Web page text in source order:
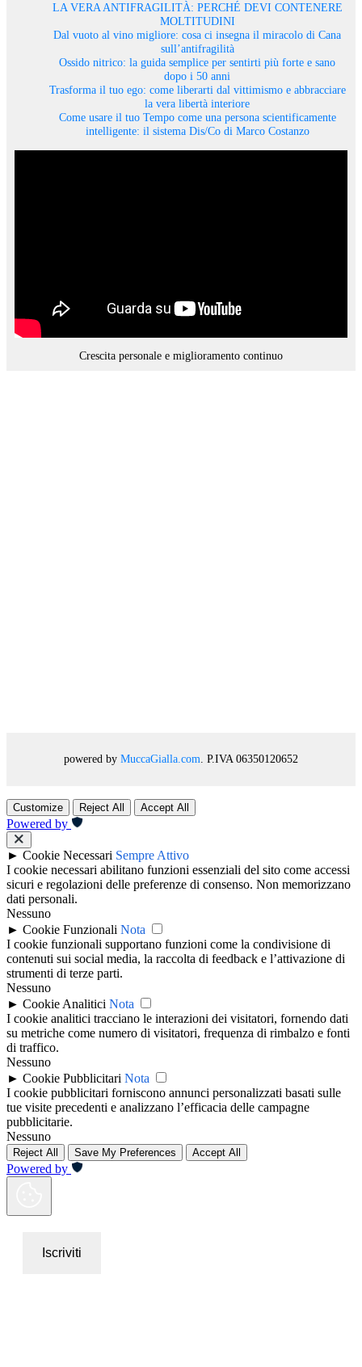
LA VERA ANTIFRAGILITÀ: PERCHÉ DEVI CONTENERE
MOLTITUDINI
Dal vuoto al vino migliore: cosa ci insegna il miracolo di Cana
sull’antifragilità
Ossido nitrico: la guida semplice per sentirti più forte e sano
dopo i 50 anni
Trasforma il tuo ego: come liberarti dal vittimismo e abbracciare
la vera libertà interiore
Come usare il tuo Tempo come una persona scientificamente
intelligente: il sistema Dis/Co di Marco Costanzo
Crescita personale e miglioramento continuo
powered by MuccaGialla.com. P.IVA 06350120652
Customize Reject All Accept All
Powered by
► Cookie Necessari Sempre Attivo
I cookie necessari abilitano funzioni essenziali del sito come accessi
sicuri e regolazioni delle preferenze di consenso. Non memorizzano
dati personali.
Nessuno
► Cookie Funzionali Nota
I cookie funzionali supportano funzioni come la condivisione di
contenuti sui social media, la raccolta di feedback e l’attivazione di
strumenti di terze parti.
Nessuno
► Cookie Analitici Nota
I cookie analitici tracciano le interazioni dei visitatori, fornendo dati
su metriche come numero di visitatori, frequenza di rimbalzo e fonti
di traffico.
Nessuno
► Cookie Pubblicitari Nota
I cookie pubblicitari forniscono annunci personalizzati basati sulle
tue visite precedenti e analizzano l’efficacia delle campagne
pubblicitarie.
Nessuno
Reject All Save My Preferences Accept All
Powered by
Iscriviti